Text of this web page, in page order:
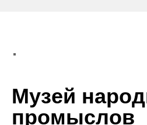
Музей
промыслов